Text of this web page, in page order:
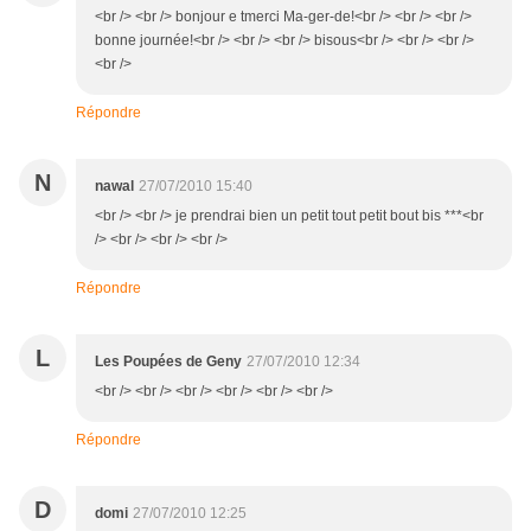
<br /> <br /> bonjour e tmerci Ma-ger-de!<br /> <br /> <br />
bonne journée!<br /> <br /> <br /> bisous<br /> <br /> <br />
<br />
Répondre
N nawal 27/07/2010 15:40
<br /> <br /> je prendrai bien un petit tout petit bout bis ***<br
/> <br /> <br /> <br />
Répondre
L Les Poupées de Geny 27/07/2010 12:34
<br /> <br /> <br /> <br /> <br /> <br />
Répondre
D domi 27/07/2010 12:25